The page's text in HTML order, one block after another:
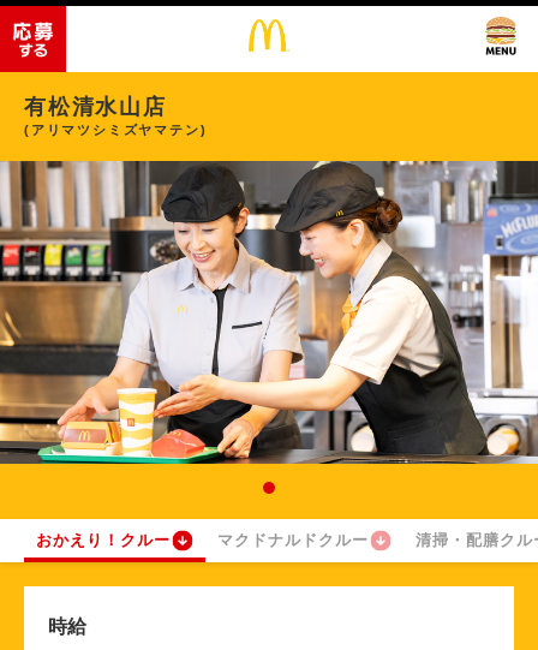
有松清水山店
(アリマツシミズヤマテン)
おかえり！クルー マクドナルドクルー 清掃・配膳クル
時給